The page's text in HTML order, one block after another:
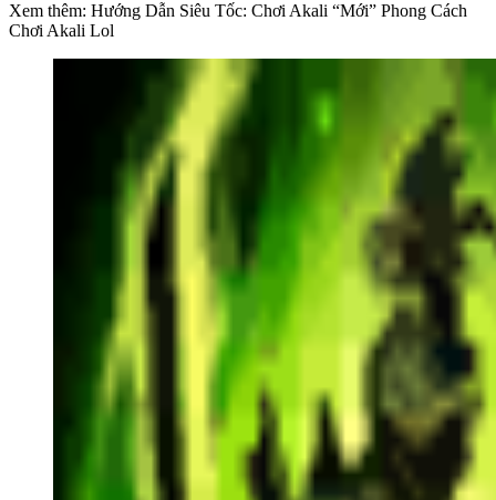
Xem thêm: Hướng Dẫn Siêu Tốc: Chơi Akali “Mới” Phong Cách
Chơi Akali Lol